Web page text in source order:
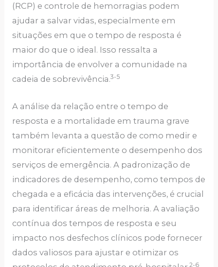
(RCP) e controle de hemorragias podem
ajudar a salvar vidas, especialmente em
situações em que o tempo de resposta é
maior do que o ideal. Isso ressalta a
importância de envolver a comunidade na
cadeia de sobrevivência.3-5
A análise da relação entre o tempo de
resposta e a mortalidade em trauma grave
também levanta a questão de como medir e
monitorar eficientemente o desempenho dos
serviços de emergência. A padronização de
indicadores de desempenho, como tempos de
chegada e a eficácia das intervenções, é crucial
para identificar áreas de melhoria. A avaliação
contínua dos tempos de resposta e seu
impacto nos desfechos clínicos pode fornecer
dados valiosos para ajustar e otimizar os
2-6